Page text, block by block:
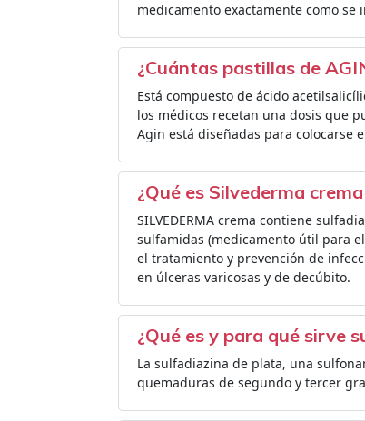
medicamento exactamente como se
¿Cuántas pastillas de
Está compuesto de ácido
los médicos recetan una dosis que
Agin está diseñadas para colocarse
¿Qué es Silvederma
SILVEDERMA crema contiene
sulfamidas (medicamento útil para
el tratamiento y prevención de
en úlceras varicosas y de decúbito.
¿Qué es y para qué sirve
La sulfadiazina de plata, una
quemaduras de segundo y tercer